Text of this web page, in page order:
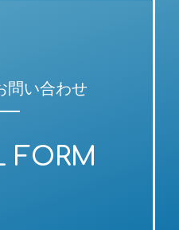
問い合わせ
FORM